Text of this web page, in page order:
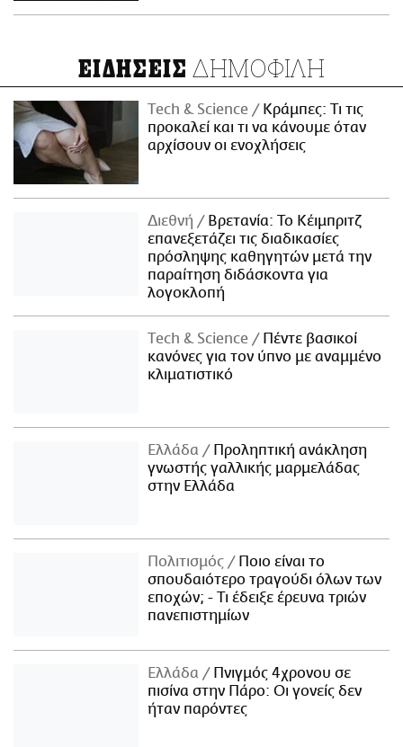
ΕΙΔΗΣΕΙΣ ΔΗΜΟΦΙΛΗ
Τech & Science
Κράμπες: Τι τις
προκαλεί και τι να κάνουμε όταν
αρχίσουν οι ενοχλήσεις
Διεθνή
Βρετανία: Το Κέιμπριτζ
επανεξετάζει τις διαδικασίες
πρόσληψης καθηγητών μετά την
παραίτηση διδάσκοντα για
λογοκλοπή
Τech & Science
Πέντε βασικοί
κανόνες για τον ύπνο με αναμμένο
κλιματιστικό
Ελλάδα
Προληπτική ανάκληση
γνωστής γαλλικής μαρμελάδας
στην Ελλάδα
Πολιτισμός
Ποιο είναι το
σπουδαιότερο τραγούδι όλων των
εποχών; - Τι έδειξε έρευνα τριών
πανεπιστημίων
Ελλάδα
Πνιγμός 4χρονου σε
πισίνα στην Πάρο: Οι γονείς δεν
ήταν παρόντες